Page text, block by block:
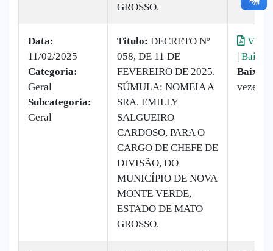
GROSSO.
Data:
11/02/2025
Categoria:
Geral
Subcategoria:
Geral
Titulo: DECRETO Nº
058, DE 11 DE
FEVEREIRO DE 2025.
SÚMULA: NOMEIA A
SRA. EMILLY
SALGUEIRO
CARDOSO, PARA O
CARGO DE CHEFE DE
DIVISÃO, DO
MUNICÍPIO DE NOVA
MONTE VERDE,
ESTADO DE MATO
GROSSO.
| Baixar
vezes